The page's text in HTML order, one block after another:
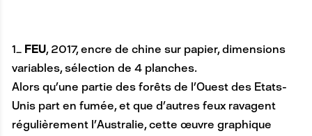
1_ FEU, 2017, encre de chine sur papier, dimensions
variables, sélection de 4 planches.
Alors qu’une partie des forêts de l’Ouest des Etats-
Unis part en fumée, et que d’autres feux ravagent
régulièrement l’Australie, cette œuvre graphique